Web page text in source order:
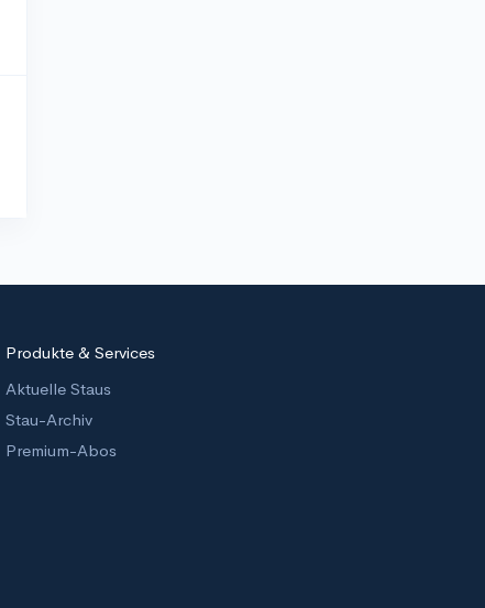
Produkte & Services
Aktuelle Staus
Stau-Archiv
Premium-Abos